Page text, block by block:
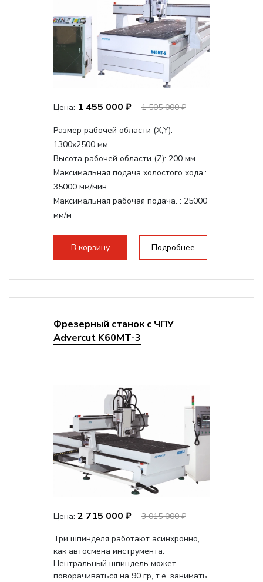
Цена: 1 455 000 ₽ 1 505 000 ₽
Размер рабочей области (Х,Y):
1300x2500 мм
Высота рабочей области (Z): 200 мм
Максимальная подача холостого хода.:
35000 мм/мин
Максимальная рабочая подача. : 25000
мм/м
стандартно:Вакуумный стол
Цанговый патрон:ER32
В корзину Подробнее
Фрезерный станок с ЧПУ
Advercut K60MT-3
Цена: 2 715 000 ₽
3 015 000 ₽
Три шпинделя работают асинхронно,
как автосмена инструмента.
Центральный шпиндель может
поворачиваться на 90 гр, т.е. занимать,